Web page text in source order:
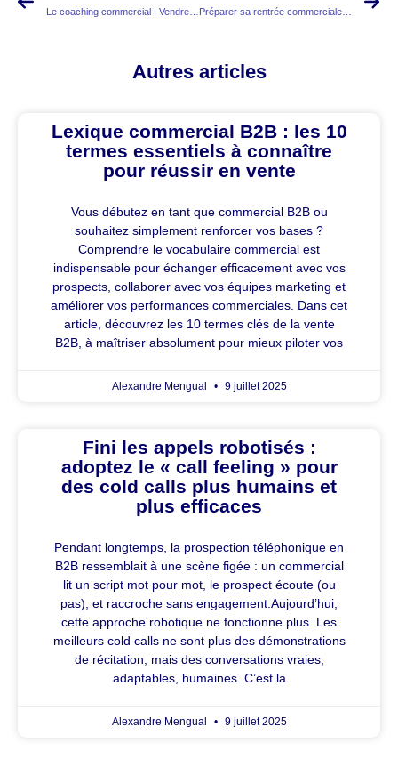
Le coaching commercial : Vendre grâce à son leadership ! Préparer sa rentrée commerciale : Les clés du succès pour une nouvelle saison fructueuse
Autres articles
Lexique commercial B2B : les 10
termes essentiels à connaître
pour réussir en vente
Vous débutez en tant que commercial B2B ou
souhaitez simplement renforcer vos bases ?
Comprendre le vocabulaire commercial est
indispensable pour échanger efficacement avec vos
prospects, collaborer avec vos équipes marketing et
améliorer vos performances commerciales. Dans cet
article, découvrez les 10 termes clés de la vente
B2B, à maîtriser absolument pour mieux piloter vos
Alexandre Mengual 9 juillet 2025
Fini les appels robotisés :
adoptez le « call feeling » pour
des cold calls plus humains et
plus efficaces
Pendant longtemps, la prospection téléphonique en
B2B ressemblait à une scène figée : un commercial
lit un script mot pour mot, le prospect écoute (ou
pas), et raccroche sans engagement.Aujourd’hui,
cette approche robotique ne fonctionne plus. Les
meilleurs cold calls ne sont plus des démonstrations
de récitation, mais des conversations vraies,
adaptables, humaines. C’est la
Alexandre Mengual 9 juillet 2025